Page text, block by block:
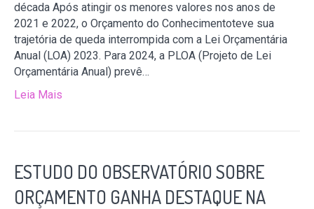
década Após atingir os menores valores nos anos de
2021 e 2022, o Orçamento do Conhecimentoteve sua
trajetória de queda interrompida com a Lei Orçamentária
Anual (LOA) 2023. Para 2024, a PLOA (Projeto de Lei
Orçamentária Anual) prevê…
Leia Mais
ESTUDO DO OBSERVATÓRIO SOBRE
ORÇAMENTO GANHA DESTAQUE NA